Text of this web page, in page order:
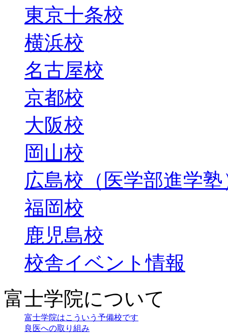
東京十条校
横浜校
名古屋校
京都校
大阪校
岡山校
広島校（医学部進学塾
福岡校
鹿児島校
校舎イベント情報
富士学院について
富士学院はこういう予備校です
良医への取り組み